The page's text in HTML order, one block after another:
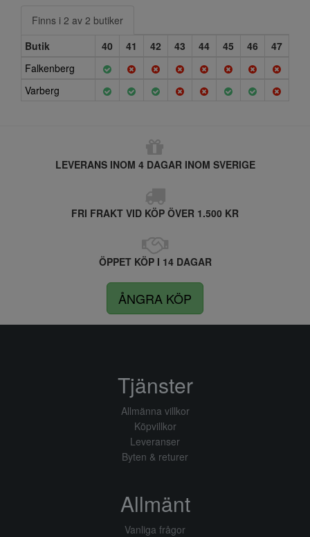
Finns i 2 av 2 butiker
Butik
40 41 42 43 44 45 46
47
Falkenberg
Varberg
LEVERANS INOM 4 DAGAR INOM SVERIGE
FRI FRAKT VID KÖP ÖVER 1.500 KR
ÖPPET KÖP I 14 DAGAR
ÅNGRA KÖP
Tjänster
Allmänna villkor
Köpvillkor
Leveranser
Byten & returer
Allmänt
Vanliga frågor